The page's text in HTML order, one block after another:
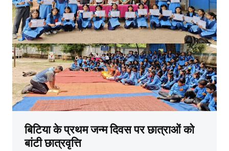
बिटिया के प्रथम जन्म दिवस पर छात्राओं को
बांटी छात्रवृत्ति